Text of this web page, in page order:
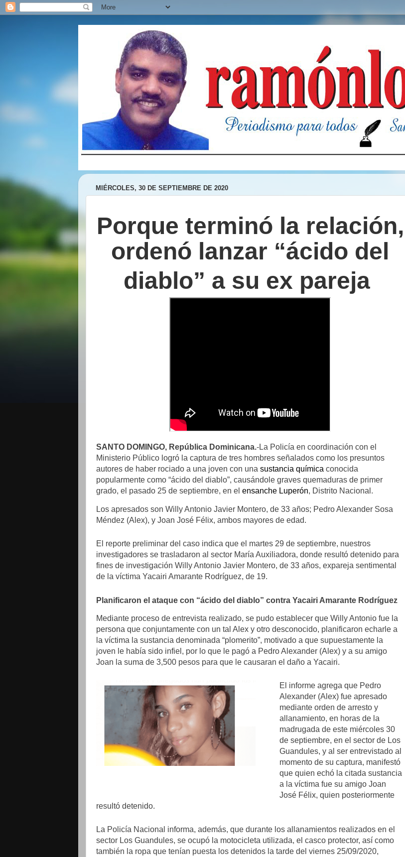
MIÉRCOLES, 30 DE SEPTIEMBRE DE 2020
Porque terminó la relación,
ordenó lanzar “ácido del
diablo” a su ex pareja
SANTO DOMINGO, República Dominicana.-La Policía en coordinación con el
Ministerio Público logró la captura de tres hombres señalados como los presuntos
autores de haber rociado a una joven con una sustancia química conocida
popularmente como “ácido del diablo”, causándole graves quemaduras de primer
grado, el pasado 25 de septiembre, en el ensanche Luperón, Distrito Nacional.
Los apresados son Willy Antonio Javier Montero, de 33 años; Pedro Alexander Sosa
Méndez (Alex), y Joan José Félix, ambos mayores de edad.
El reporte preliminar del caso indica que el martes 29 de septiembre, nuestros
investigadores se trasladaron al sector María Auxiliadora, donde resultó detenido para
fines de investigación Willy Antonio Javier Montero, de 33 años, expareja sentimental
de la víctima Yacairi Amarante Rodríguez, de 19.
Planificaron el ataque con “ácido del diablo” contra Yacairi Amarante Rodríguez
Mediante proceso de entrevista realizado, se pudo establecer que Willy Antonio fue la
persona que conjuntamente con un tal Alex y otro desconocido, planificaron echarle a
la víctima la sustancia denominada “plomerito”, motivado a que supuestamente la
joven le había sido infiel, por lo que le pagó a Pedro Alexander (Alex) y a su amigo
Joan la suma de 3,500 pesos para que le causaran el daño a Yacairi.
El informe agrega que Pedro
Alexander (Alex) fue apresado
mediante orden de arresto y
allanamiento, en horas de la
madrugada de este miércoles 30
de septiembre, en el sector de Los
Guandules, y al ser entrevistado al
momento de su captura, manifestó
que quien echó la citada sustancia
a la víctima fue su amigo Joan
José Félix, quien posteriormente
resultó detenido.
La Policía Nacional informa, además, que durante los allanamientos realizados en el
sector Los Guandules, se ocupó la motocicleta utilizada, el casco protector, así como
también la ropa que tenían puesta los detenidos la tarde del viernes 25/09/2020,